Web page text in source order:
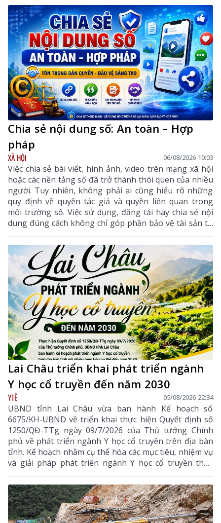
Chia sẻ nội dung số: An toàn – Hợp
pháp
XÃ HỘI 06/08/2026 10:03
Việc chia sẻ bài viết, hình ảnh, video trên mạng xã hội
hoặc các nền tảng số đã trở thành thói quen của nhiều
người. Tuy nhiên, không phải ai cũng hiểu rõ những
quy định về quyền tác giả và quyền liên quan trong
môi trường số. Việc sử dụng, đăng tải hay chia sẻ nội
dung đúng cách không chỉ góp phần bảo vệ tài sản trí
tuệ của tác giả, mà còn giúp mỗi cá nhân tránh những
vi phạm pháp luật khi tham gia không gian mạng.
Lai Châu triển khai phát triển ngành
Y học cổ truyền đến năm 2030
YTẾ 05/08/2026 22:34
UBND tỉnh Lai Châu vừa ban hành Kế hoạch số
6675/KH-UBND về triển khai thực hiện Quyết định số
1250/QĐ-TTg ngày 09/7/2026 của Thủ tướng Chính
phủ về phát triển ngành Y học cổ truyền trên địa bàn
tỉnh. Kế hoạch nhằm cụ thể hóa các mục tiêu, nhiệm vụ
và giải pháp phát triển ngành Y học cổ truyền theo
hướng hiện đại, hiệu quả, bền vững; đẩy mạnh kết
hợp y học cổ truyền với y học hiện đại, phát huy tiềm
năng dược liệu của địa phương, góp phần nâng cao
chất lượng chăm sóc, bảo vệ sức khỏe nhân dân và
thúc đẩy phát triển kinh tế - xã hội.